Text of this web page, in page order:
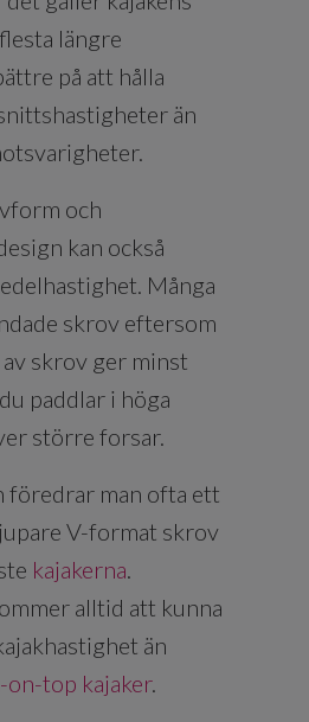
längre
på att hålla
än
och
kan också
Många
skrov eftersom
skrov ger minst
paddlar i höga
större forsar.
föredrar man ofta ett
V-format skrov
kajakerna
alltid att kunna
än
on-top kajaker.